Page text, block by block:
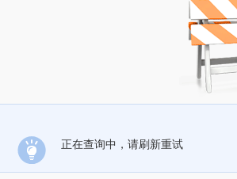
正在查询中，请刷新重试